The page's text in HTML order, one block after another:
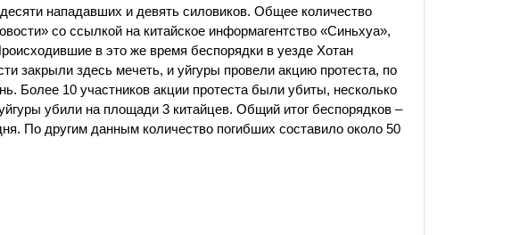
нападавших и девять силовиков. Общее количество
со ссылкой на китайское информагентство «Синьхуа»,
в это же время беспорядки в уезде Хотан
закрыли здесь мечеть, и уйгуры провели акцию протеста, по
Более 10 участников акции протеста были убиты, несколько
убили на площади 3 китайцев. Общий итог беспорядков –
По другим данным количество погибших составило около 50